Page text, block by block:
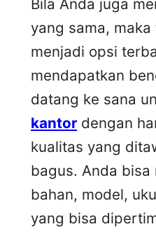
Bila Anda juga
yang sama,
menjadi opsi
mendapatkan
datang ke sana
kantor dengan
kualitas yang
bagus. Anda bisa
bahan, model,
yang bisa